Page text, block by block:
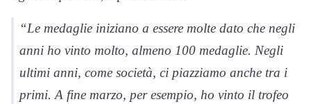
“Le medaglie iniziano a essere molte dato che negli
anni ho vinto molto, almeno 100 medaglie. Negli
ultimi anni, come società, ci piazziamo anche tra i
primi. A fine marzo, per esempio, ho vinto il trofeo